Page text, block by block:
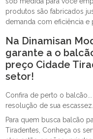
produtos são fabricados
demanda com eficiência e
Na Dinamisan
garante a o
preço Cidade
setor!
Confira de perto o
resolução de sua escassez.
Para quem busca balcão
Tiradentes, Conheça os